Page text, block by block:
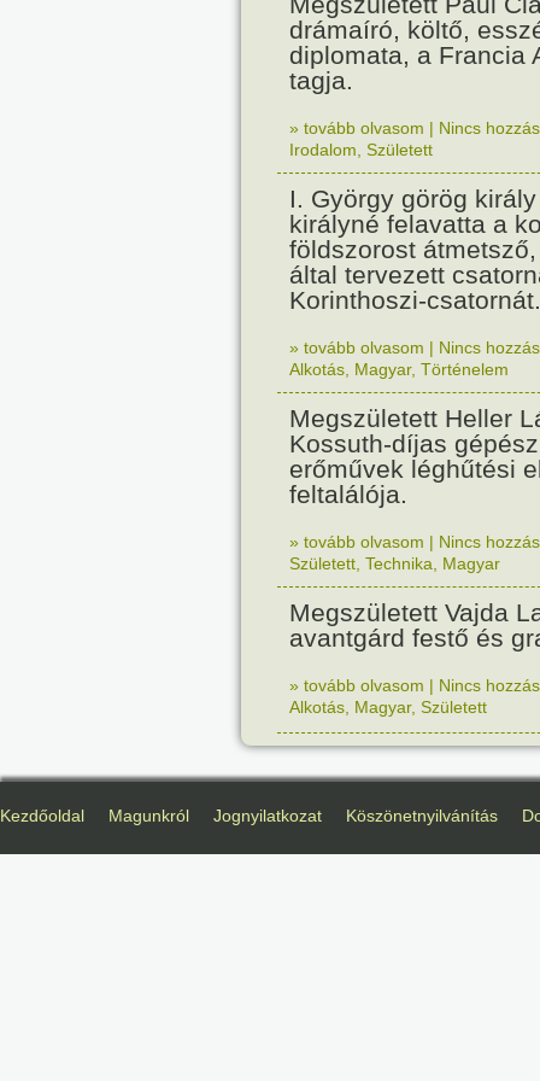
drámaíró, költő,
diplomata, a Francia
tagja.
» tovább olvasom | Nincs
Irodalom Született
I. György görög
királyné felavatta a
földszorost
által tervezett
Korinthoszi-csatornát.
» tovább olvasom | Nincs
Alkotás Magyar, Történelem
Megszületett Heller
Kossuth-díjas
erőművek léghűtési
feltalálója.
» tovább olvasom | Nincs
Született Technika Magyar
Megszületett Vajda
avantgárd festő és
» tovább olvasom | Nincs
Alkotás Magyar, Született
Kezdőoldal Magunkról Jognyilatkozat Köszönetnyilvánítás